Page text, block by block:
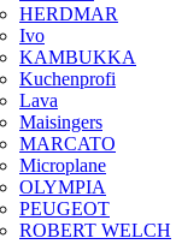
HERDMAR
Ivo
KAMBUKKA
Kuchenprofi
Lava
Maisingers
MARCATO
Microplane
OLYMPIA
PEUGEOT
ROBERT WELCH